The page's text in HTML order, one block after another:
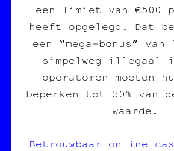
een limiet van €500
heeft opgelegd. Dat
een “mega‑bonus”
simpelweg illegaal
operatoren moeten
beperken tot 50% van
waarde.
Betrouwbaar online